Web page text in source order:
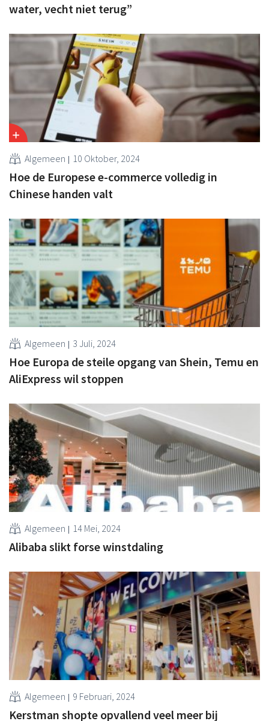
water, vecht niet terug”
Algemeen 10 Oktober, 2024
Hoe de Europese e-commerce volledig in
Chinese handen valt
Algemeen 3 Juli, 2024
Hoe Europa de steile opgang van Shein, Temu en
AliExpress wil stoppen
Algemeen 14 Mei, 2024
Alibaba slikt forse winstdaling
Algemeen 9 Februari, 2024
Kerstman shopte opvallend veel meer bij